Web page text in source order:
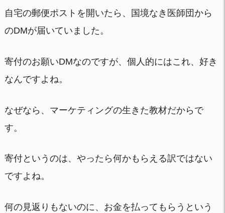
自宅の郵便ポストを開いたら、国境なき医師団から
のDMが届いていました。
寄付のお願いDMなのですが、個人的にはこれ、好き
なんですよね。
なぜなら、マーケティングの生きた教材だからで
す。
寄付というのは、やったら何かもらえる訳ではない
ですよね。
何の見返りもないのに、お金を払ってもらうという